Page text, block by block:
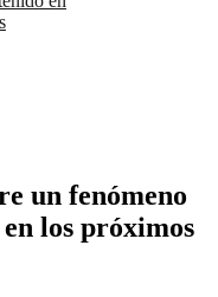
un fenómeno
los próximos